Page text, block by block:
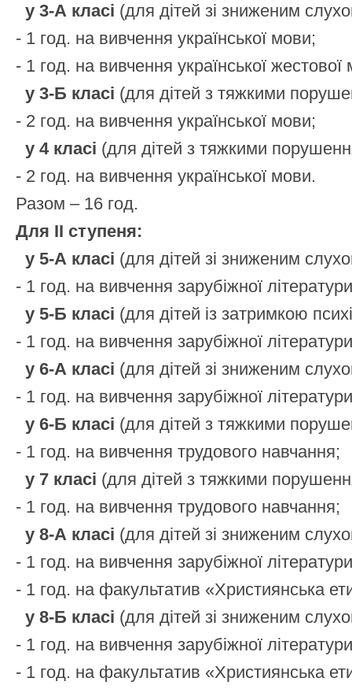
у 3-А класі (для дітей зі зниженим
- 1 год. на вивчення української мови;
- 1 год. на вивчення української жестової
у 3-Б класі (для дітей з тяжкими
- 2 год. на вивчення української мови;
у 4 класі (для дітей з тяжкими
- 2 год. на вивчення української мови.
Разом – 16 год.
Для ІІ ступеня:
у 5-А класі (для дітей зі зниженим
- 1 год. на вивчення зарубіжної
у 5-Б класі (для дітей із затримкою
- 1 год. на вивчення зарубіжної
у 6-А класі (для дітей зі зниженим
- 1 год. на вивчення зарубіжної
у 6-Б класі (для дітей з тяжкими
- 1 год. на вивчення трудового навчання;
у 7 класі (для дітей з тяжкими
- 1 год. на вивчення трудового навчання;
у 8-А класі (для дітей зі зниженим
- 1 год. на вивчення зарубіжної
- 1 год. на факультатив «Християнська
у 8-Б класі (для дітей зі зниженим
- 1 год. на вивчення зарубіжної
- 1 год. на факультатив «Християнська